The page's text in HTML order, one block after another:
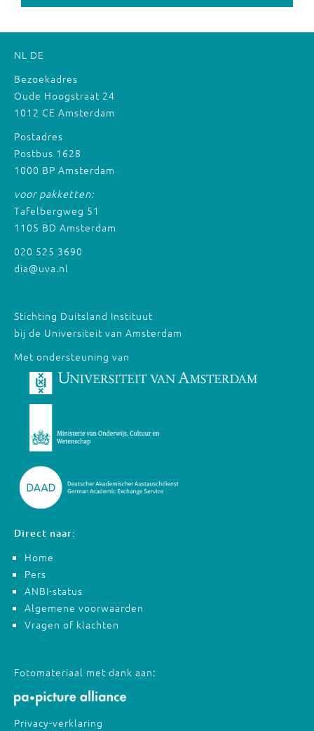
NL DE
Bezoekadres
Oude Hoogstraat 24
1012 CE Amsterdam
Postadres
Postbus 1628
1000 BP Amsterdam
voor pakketten:
Tafelbergweg 51
1105 BD Amsterdam
020 525 3690
dia@uva.nl
Stichting Duitsland Instituut
bij de Universiteit van Amsterdam
Met ondersteuning van
Direct naar:
Home
Pers
ANBI-status
Algemene voorwaarden
Vragen of klachten
Fotomateriaal met dank aan:
Privacy-verklaring